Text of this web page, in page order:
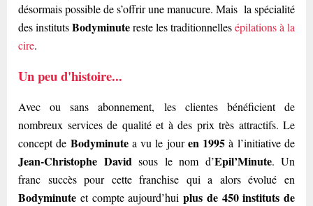
désormais possible de s’offrir une manucure. Mais la spécialité
des institutsBodyminutereste les traditionnellesépilations à la
cire.
Un peu d'histoire...
Avec ou sans abonnement, les clientes bénéficient de
nombreux services de qualité et à des prix très attractifs. Le
concept de Bodyminutea vu le jouren 1995 à l’initiative de
Jean-Christophe David sous le nom d’Epil’Minute. Un
franc succès pour cette franchise qui a alors évolué en
Bodyminute et compte aujourd’hui plus de 450 instituts de